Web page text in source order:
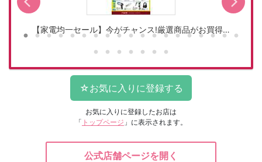
【家電均一セール】今がチャンス!厳選商品がお買得…
お気に入りに登録したお店は
「 トップページ 」に表示されます。
公式店舗ページを開く